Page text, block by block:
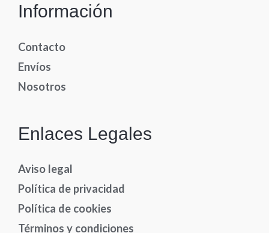
Información
Contacto
Envíos
Nosotros
Enlaces Legales
Aviso legal
Política de privacidad
Política de cookies
Términos y condiciones